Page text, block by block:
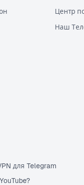
Центр
Наш
для Telegram